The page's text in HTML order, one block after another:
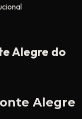
Alegre do
Alegre